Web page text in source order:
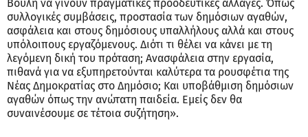
Βουλή να γίνουν πραγματικές προοδευτικές αλλαγές. Όπως
συλλογικές συμβάσεις, προστασία των δημόσιων αγαθών,
ασφάλεια και στους δημόσιους υπαλλήλους αλλά και στους
υπόλοιπους εργαζόμενους. Διότι τι θέλει να κάνει με τη
λεγόμενη δική του πρόταση; Ανασφάλεια στην εργασία,
πιθανά για να εξυπηρετούνται καλύτερα τα ρουσφέτια της
Νέας Δημοκρατίας στο Δημόσιο; Και υποβάθμιση δημόσιων
αγαθών όπως την ανώτατη παιδεία. Εμείς δεν θα
συναινέσουμε σε τέτοια συζήτηση».